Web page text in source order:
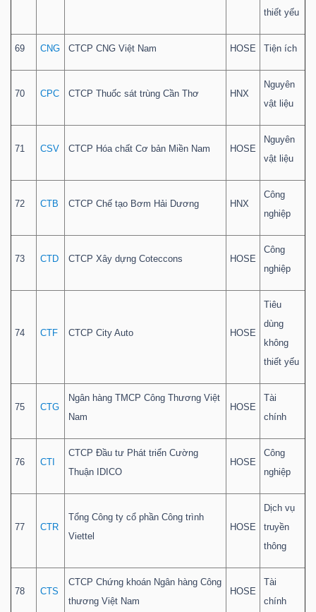
thiết yếu
69 CNG CTCP CNG Việt Nam HOSE Tiện ích
70 CPC CTCP Thuốc sát trùng Cần Thơ HNX
Nguyên
vật liệu
71 CSV CTCP Hóa chất Cơ bản Miền Nam HOSE
Nguyên
vật liệu
72 CTB CTCP Chế tạo Bơm Hải Dương HNX
Công
nghiệp
73 CTD CTCP Xây dựng Coteccons HOSE
Công
nghiệp
74 CTF CTCP City Auto HOSE
Tiêu
dùng
không
thiết yếu
75 CTG
Ngân hàng TMCP Công Thương Việt
Nam
HOSE
Tài
chính
76 CTI
CTCP Đầu tư Phát triển Cường
Thuận IDICO
HOSE
Công
nghiệp
77 CTR
Tổng Công ty cổ phần Công trình
Viettel
HOSE
Dịch vụ
truyền
thông
78 CTS
CTCP Chứng khoán Ngân hàng Công
thương Việt Nam
HOSE
Tài
chính